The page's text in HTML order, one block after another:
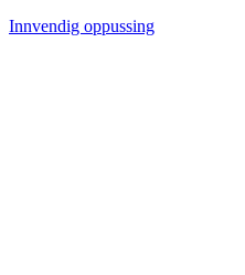
Innvendig oppussing